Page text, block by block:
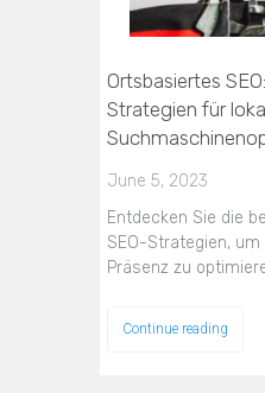
Ortsbasiertes
Strategien für
June 5, 2023
Entdecken Sie die
SEO-Strategien,
Präsenz zu
Continue reading